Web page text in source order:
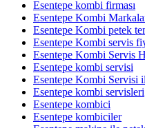
Esentepe kombi firması
Esentepe Kombi
Esentepe Kombi petek
Esentepe Kombi servis
Esentepe Kombi Servis
Esentepe kombi servisi
Esentepe Kombi Servisi
Esentepe kombi servisleri
Esentepe kombici
Esentepe kombiciler